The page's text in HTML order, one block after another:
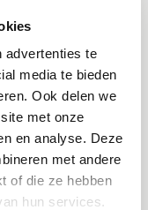
advertenties te
media te bieden
Ook delen we
met onze
en analyse. Deze
met andere
of die ze hebben
hun services.
verlengstukken
stukken als dat
mee voor
slangen en bergen